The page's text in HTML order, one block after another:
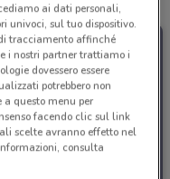
ai dati personali,
univoci, sul tuo dispositivo.
tracciamento affinché
i nostri partner trattiamo i
dovessero essere
potrebbero non
a questo menu per
facendo clic sul link
scelte avranno effetto nel
consulta